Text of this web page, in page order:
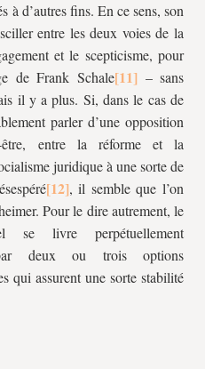
à d’autres fins. En ce sens, son
entre les deux voies de la
et le scepticisme, pour
de Frank Schale
– sans
il y a plus. Si, dans le cas de
parler d’une opposition
être, entre la réforme et la
juridique à une sorte de
, il semble que l’on
Pour le dire autrement, le
se livre perpétuellement
deux ou trois options
qui assurent une sorte stabilité